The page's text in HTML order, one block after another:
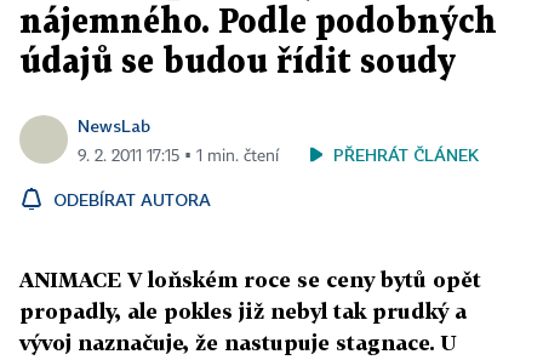
nájemného. Podle podobných
údajů se budou řídit soudy
NewsLab
9. 2. 2011 17:15 ▪ 1 min. čtení PŘEHRÁT ČLÁNEK
ODEBÍRAT AUTORA
ANIMACE V loňském roce se ceny bytů opět
propadly, ale pokles již nebyl tak prudký a
vývoj naznačuje, že nastupuje stagnace. U